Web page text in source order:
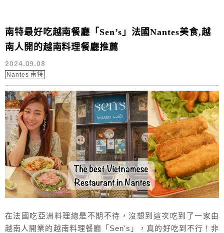
南特最好吃越南餐廳「Sen’s」法國Nantes美食,越
南人開的越南料理餐廳推薦
2024.09.08
Nantes 南特
在法國吃亞洲料理總是不期不待，沒想到這次吃到了一家由
越南人開業的越南料理餐廳「Sen's」，真的好吃到不行！非